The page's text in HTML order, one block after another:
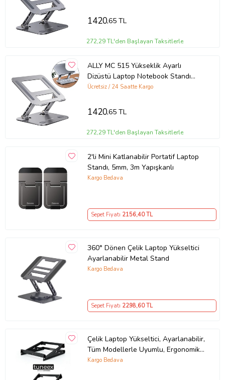
1420,65 TL
272,29 TL'den Başlayan Taksitlerle
ALLY MC 515 Yükseklik Ayarlı
Dizüstü Laptop Notebook Standı
(Gümüş)
Ücretsiz / 24 Saatte Kargo
1420,65 TL
272,29 TL'den Başlayan Taksitlerle
2'li Mini Katlanabilir Portatif Laptop
Standı, 5mm, 3m Yapışkanlı
Kargo Bedava
Sepet Fiyatı 2156,40 TL
360° Dönen Çelik Laptop Yükseltici
Ayarlanabilir Metal Stand
Kargo Bedava
Sepet Fiyatı 2298,60 TL
Çelik Laptop Yükseltici, Ayarlanabilir,
Tüm Modellerle Uyumlu, Ergonomik
Altlık
Kargo Bedava